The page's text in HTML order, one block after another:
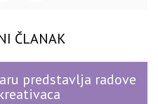
ČLANAK
predstavlja radove